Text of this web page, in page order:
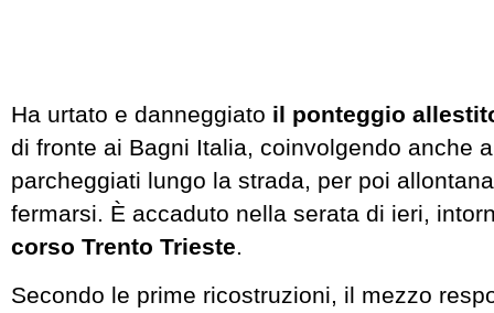
Ha urtato e danneggiato il ponteggio
di fronte ai Bagni Italia, coinvolgendo anche
parcheggiati lungo la strada, per poi
fermarsi. È accaduto nella serata di ieri,
corso Trento Trieste.
Secondo le prime ricostruzioni, il mezzo